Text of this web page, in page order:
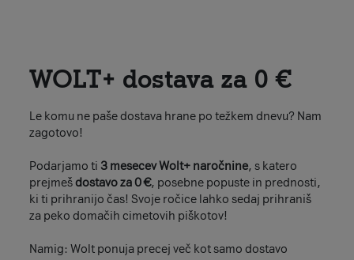
WOLT+ dostava za 0 €
Le komu ne paše dostava hrane po težkem dnevu? Nam
zagotovo!
Podarjamo ti 3 mesecev Wolt+ naročnine, s katero
prejmešdostavo za 0 €, posebne popuste in prednosti,
ki ti prihranijo čas! Svoje ročice lahko sedaj prihraniš
za peko domačih cimetovih piškotov!
Namig: Wolt ponuja precej več kot samo dostavo